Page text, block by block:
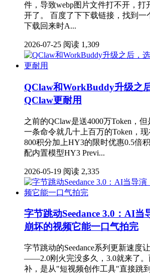
件，导致webp图片文件打不开，打
开了。 百度了下下载链接，找到一
下载回来时A...
2026-07-25 阅读 1,309
QClaw和WorkBuddy升级之
QClaw更耐用
之前的QClaw是送4000万Token，
一条命令就几十上百万的Token，
800积分加上HY3的限时优惠0.5倍
配内置模型HY3 Previ...
2026-05-19 阅读 2,335
字节跳动Seedance 3.0：AI当
崩坏的视频它能一口气拍完
字节跳动的Seedance系列更新速度
——2.0刚火完没多久，3.0就来了。
补，是从"短视频创作工具"直接跳